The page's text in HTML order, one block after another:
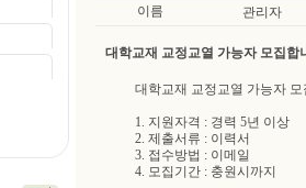
이름 관리자
대학교재 교정교열 가능자 모집합
대학교재 교정교열 가능자 모
1. 지원자격 : 경력 5년 이상
2. 제출서류 : 이력서
3. 접수방법 : 이메일
4. 모집기간 : 충원시까지